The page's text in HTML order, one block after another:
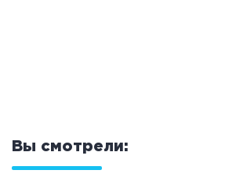
Кухня
Вы смотрели: